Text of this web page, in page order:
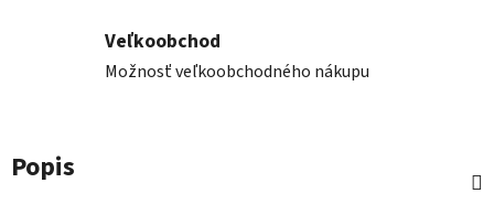
Veľkoobchod
Možnosť veľkoobchodného nákupu
Popis